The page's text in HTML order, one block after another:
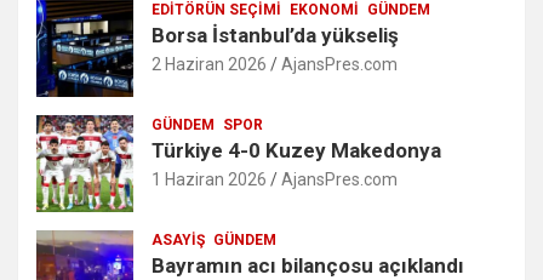
EDITÖRÜN SEÇIMI EKONOMI GÜNDEM
Borsa İstanbul’da yükseliş
2 Haziran 2026 AjansPres.com
GÜNDEM SPOR
Türkiye 4-0 Kuzey Makedonya
1 Haziran 2026 AjansPres.com
ASAYIŞ GÜNDEM
Bayramın acı bilançosu açıklandı